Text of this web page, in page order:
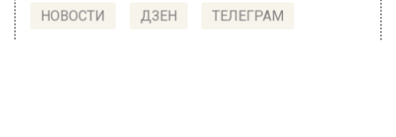
НОВОСТИ ДЗЕН ТЕЛЕГРАМ